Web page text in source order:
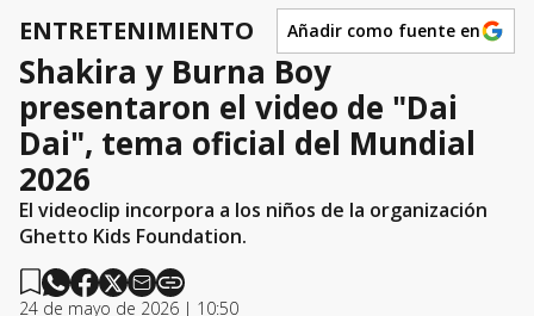
ENTRETENIMIENTO Añadir como fuente en
Shakira y Burna Boy
presentaron el video de "Dai
Dai", tema oficial del Mundial
2026
El videoclip incorpora a los niños de la organización
Ghetto Kids Foundation.
24 de mayo de 2026 | 10:50